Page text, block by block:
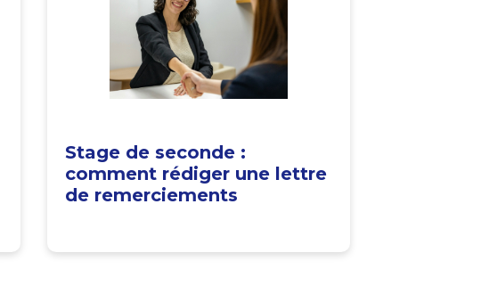
Stage de seconde :
comment rédiger une lettre
de remerciements